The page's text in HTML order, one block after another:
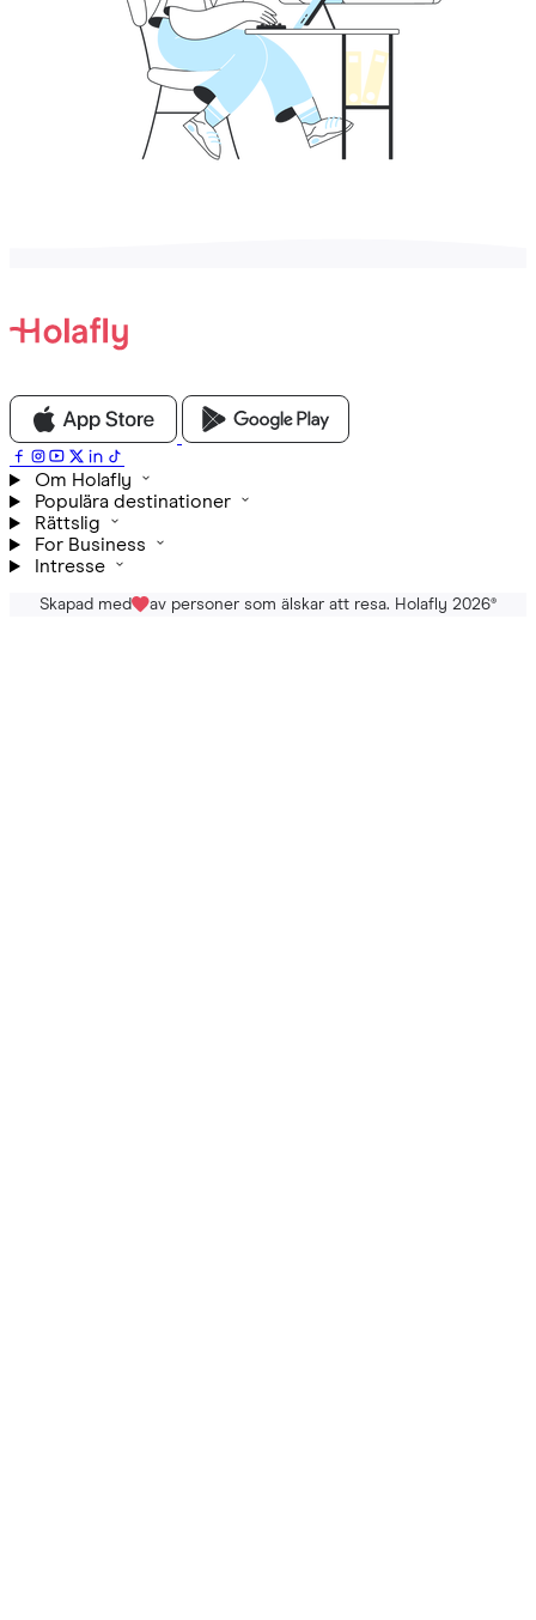
Om Holafly
Populära destinationer
Rättslig
For Business
Intresse
Skapad med av personer som älskar att resa. Holafly 2026®